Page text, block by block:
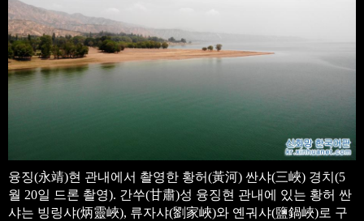
융징(永靖)현 관내에서 촬영한 황허(黃河) 싼샤(三峽) 경치(5
월 20일 드론 촬영). 간쑤(甘肅)성 융징현 관내에 있는 황허 싼
샤는 빙링샤(炳靈峽), 류자샤(劉家峽)와 옌궈샤(鹽鍋峽)로 구